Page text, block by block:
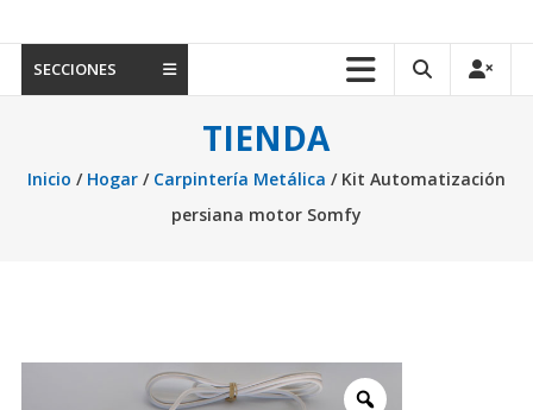
Ciudad
Rodrigo
marketplace
SECCIONES
TIENDA
Inicio / Hogar/ Carpintería Metálica / Kit Automatización
persiana motor Somfy